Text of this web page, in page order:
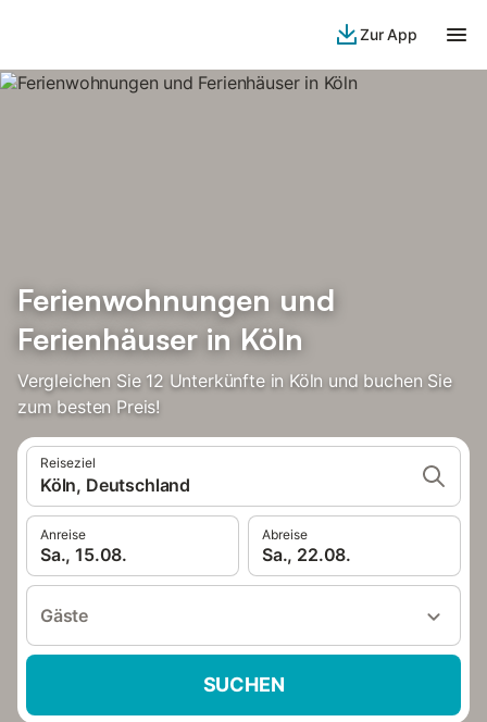
Zur App
Ferienwohnungen und
Ferienhäuser in Köln
Vergleichen Sie 12 Unterkünfte in Köln und buchen Sie
zum besten Preis!
Reiseziel
Köln, Deutschland
Anreise
Sa., 15.08.
Abreise
Sa., 22.08.
Gäste
SUCHEN